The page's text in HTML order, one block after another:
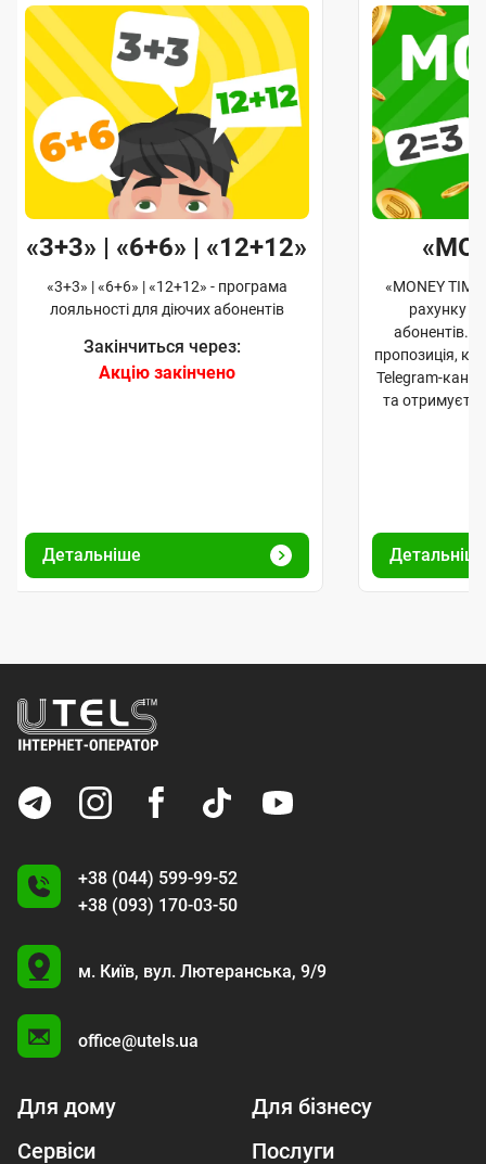
«3+3» | «6+6» | «12+12»
«3+3» | «6+6» | «12+12» - програма
лояльності для діючих абонентів
Закінчиться через:
Акцію закінчено
Детальніше
«MONEY
рахунку
абонентів.
пропозиція,
Telegram-
та
+38 (044) 599-99-52
+38 (093) 170-03-50
U
м. Київ, вул. Лютеранська, 9/9
office@utels.ua
Для дому
Для бізнесу
Сервіси
Послуги